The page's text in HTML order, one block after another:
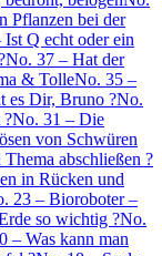
Pflanzen bei der
Q echt oder ein
No. 37 – Hat der
& TolleNo. 35 –
es Dir, Bruno ?No.
?No. 31 – Die
von Schwüren
abschließen ?
in Rücken und
23 – Bioroboter –
so wichtig ?No.
– Was kann man